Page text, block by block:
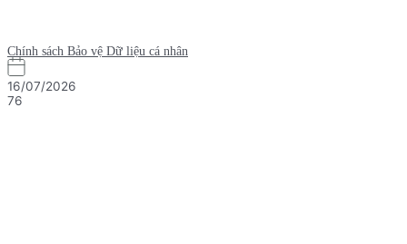
Chính sách Bảo vệ Dữ liệu cá nhân
16/07/2026
76